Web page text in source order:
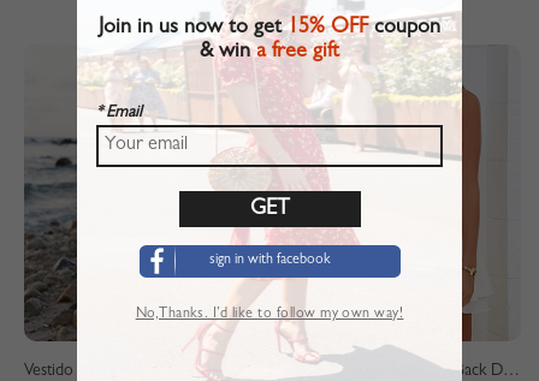
White Halter Cut Out Back Double Layer Pleated Skater Dress
Join in us now to get15% OFFcoupon
& wina free gift
* Email
sign in with facebook
No,Thanks. I’d like to follow my own way!